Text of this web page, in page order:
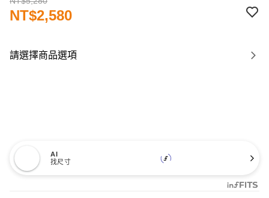
NT$2,580
請選擇商品選項
AI
找尺寸